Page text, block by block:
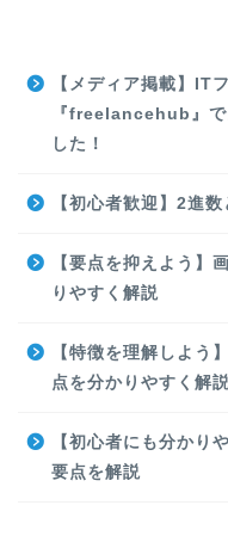
【メディア掲載】IT
『freelancehub』で
した！
【初心者歓迎】2進
【要点を抑えよう
りやすく解説
【特徴を理解しよう
点を分かりやすく解説
【初心者にも分かり
要点を解説